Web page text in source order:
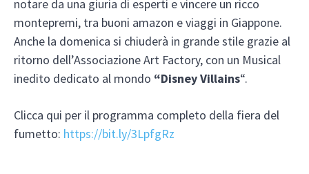
notare da una giuria di esperti e vincere un ricco
montepremi, tra buoni amazon e viaggi in Giappone.
Anche la domenica si chiuderà in grande stile grazie al
ritorno dell’Associazione Art Factory, con un Musical
inedito dedicato al mondo “Disney Villains“.
Clicca qui per il programma completo della fiera del
fumetto: https://bit.ly/3LpfgRz